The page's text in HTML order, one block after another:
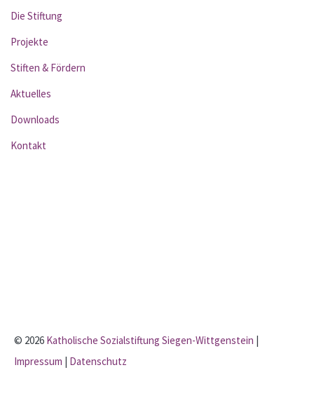
Die Stiftung
Projekte
Stiften & Fördern
Aktuelles
Downloads
Kontakt
© 2026 Katholische Sozialstiftung Siegen-Wittgenstein |
Impressum | Datenschutz